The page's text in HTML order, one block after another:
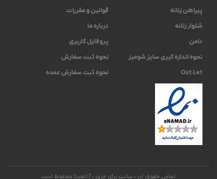
پیراهن زنانه
شلوار زنانه
دامن
نحوه اندازه گیری ‫سایز شومیز
Out Let
قوانین و مقررات
درباره ما
پروفایل کاربری
نحوه ثبت سفارش
نحوه ثبت سفارش عمده
تمامی حقوق این سایت برای مزون آناهیتا محفوظ است